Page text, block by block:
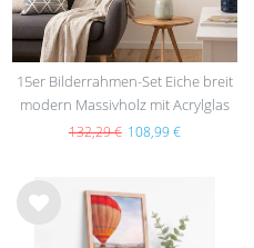
15er Bilderrahmen-Set Eiche breit
modern Massivholz mit Acrylglas
132,29 € 108,99 €
Wu